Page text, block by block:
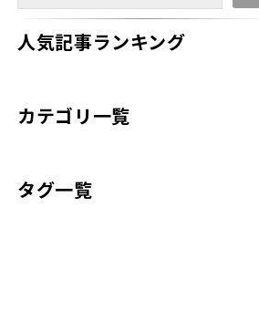
人気記事ランキング
カテゴリ一覧
タグ一覧